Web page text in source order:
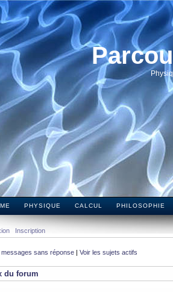
PHYSIQUE CALCUL PHILOSOPHIE
Inscription
messages sans réponse | Voir les sujets actifs
du forum